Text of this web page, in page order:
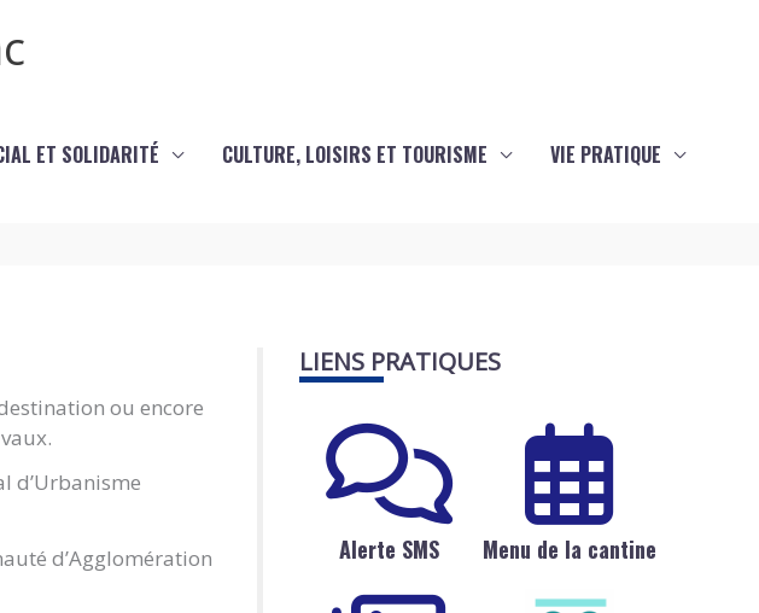
ET SOLIDARITÉ CULTURE, LOISIRS ET TOURISME VIE PRATIQUE
ou encore
d’Urbanisme
d’Agglomération
LIENS PRATIQUES
Alerte SMS Menu de la cantine